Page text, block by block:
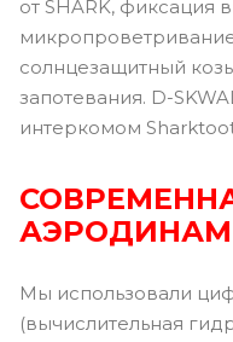
от SHARK, фиксация
солнцезащитный
запотевания. D-
интеркомом
Мы использовали
(вычислительная